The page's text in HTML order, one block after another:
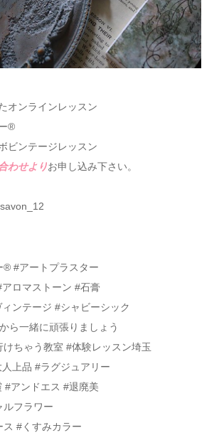
オンラインレッスン
®
ビンテージレッスン
わせよりお申し込み下さい。
®️ #アートプラスター
ロマストーン #石膏
ンテージ #シャビーシック
ら一緒に頑張りましょう
ちゃう教室 #体験レッスン埼玉
上品 #ラグジュアリー
#アンドエス #退廃美
ルフラワー
#くすみカラー